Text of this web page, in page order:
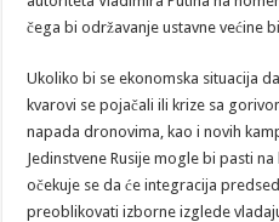
čega bi održavanje ustavne većine
Ukoliko bi se ekonomska situacija
kvarovi se pojačali ili krize sa
napada dronovima, kao i novih
Jedinstvene Rusije mogle bi pasti
očekuje se da će integracija
preoblikovati izborne izglede